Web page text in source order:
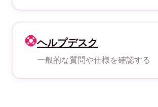
ヘルプデスク
一般的な質問や仕様を確認する